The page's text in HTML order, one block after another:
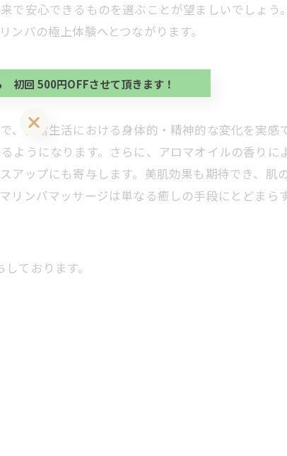
で安心できるものを選ぶことが望ましいでしょう
パの極上体験へとつながります。
日常生活における身体的・精神的な変化を実感
ようになります。さらに、アロマオイルの香りに
ップにも寄与します。美肌効果も期待でき、肌
ンパマッサージは単なる癒しの手段にとどまら
ております。
頂きます。 既に 追加済の
ですが、✖印でお閉じ下さい。
初回 500円OFFさせて頂きます！
にお友達登録頂いたお客様は
頂きます。 既に 追加済の
初回 500円OFFさせて頂きます！